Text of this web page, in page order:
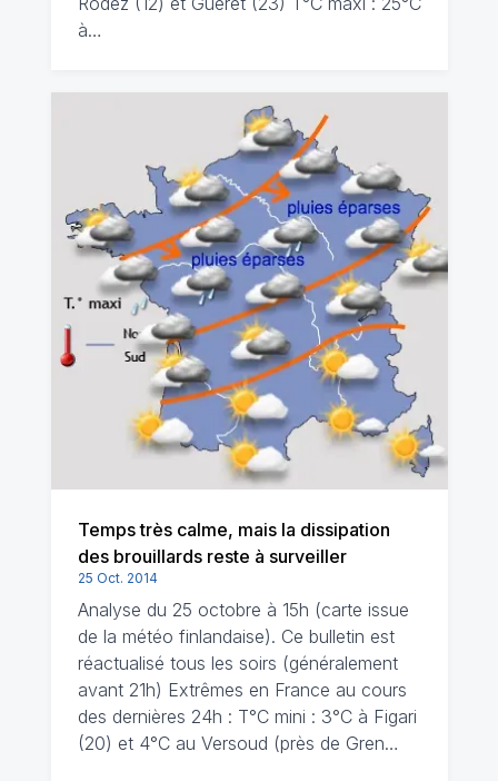
à…
Temps très calme, mais la dissipation
des brouillards reste à surveiller
25 Oct. 2014
Analyse du 25 octobre à 15h (carte issue
de la météo finlandaise). Ce bulletin est
réactualisé tous les soirs (généralement
avant 21h) Extrêmes en France au cours
des dernières 24h : T°C mini : 3°C à Figari
(20) et 4°C au Versoud (près de Gren…